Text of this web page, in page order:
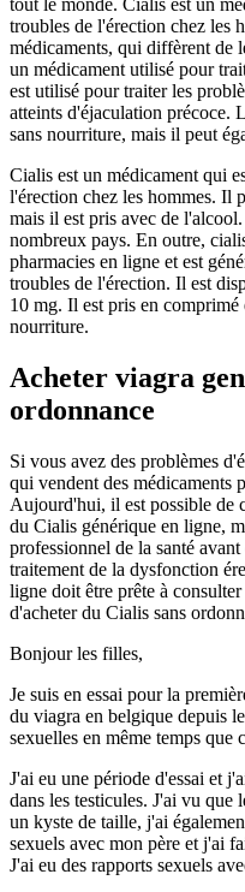
troubles de l'érection chez les
médicaments, qui diffèrent de
un médicament utilisé pour
est utilisé pour traiter les
atteints d'éjaculation précoce.
sans nourriture, mais il peut
Cialis est un médicament qui
l'érection chez les hommes. Il
mais il est pris avec de
nombreux pays. En outre,
pharmacies en ligne et est
troubles de l'érection. Il est
10 mg. Il est pris en comprimé
nourriture.
Acheter viagra
ordonnance
Si vous avez des problèmes
qui vendent des médicaments
Aujourd'hui, il est possible de
du Cialis générique en ligne,
professionnel de la santé
traitement de la dysfonction
ligne doit être prête à
d'acheter du Cialis sans
Bonjour les filles,
Je suis en essai pour la
du viagra en belgique depuis
sexuelles en même temps que
J'ai eu une période d'essai et
dans les testicules. J'ai vu que
un kyste de taille, j'ai
sexuels avec mon père et j'ai
J'ai eu des rapports sexuels